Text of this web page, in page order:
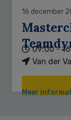
16 december
09:00 -
Van der
Meer